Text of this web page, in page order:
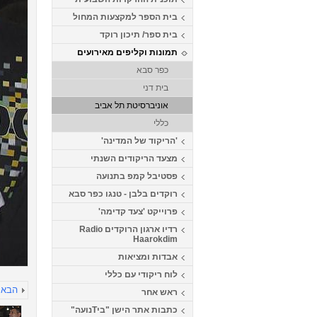
בית הספר למקצעות המחול
בית ספר/ תיכון רוקד
תמונות וקליפים מאירועים
כפר סבא
בית דני
אוניברסיטת תל אביב
כללי
'הריקוד של המדינה'
מצעד הריקודים השנתי
פסטיבל קמפ בתנועה
רוקדים בלבן - טנגו כפר סבא
פרוייקט 'צעד קדימה'
רדיו ארגון הרוקדים Radio
Haarokdim
אבדות ומציאות
לוח ריקודי עם כללי
ראש אחר
כתבות אתר הישן "ביTנועה"
הבא